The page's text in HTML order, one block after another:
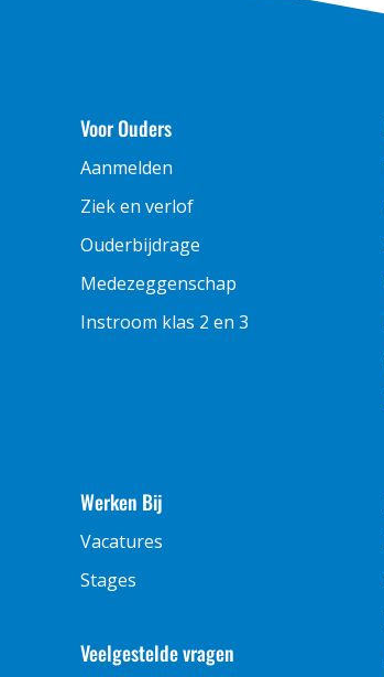
Voor Ouders
Aanmelden
Ziek en verlof
Ouderbijdrage
Medezeggenschap
Instroom klas 2 en 3
Werken Bij
Vacatures
Stages
Veelgestelde vragen